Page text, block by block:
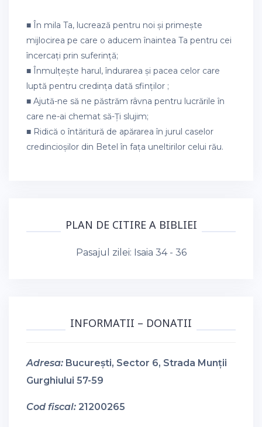
■ În mila Ta, lucrează pentru noi și primește
mijlocirea pe care o aducem înaintea Ta pentru cei
încercați prin suferință;
■ Înmulțește harul, îndurarea și pacea celor care
luptă pentru credința dată sfinților ;
■ Ajută-ne să ne păstrăm râvna pentru lucrările în
care ne-ai chemat să-Ți slujim;
■ Ridică o întăritură de apărarea în jurul caselor
credincioșilor din Betel în fața uneltirilor celui rău.
PLAN DE CITIRE A BIBLIEI
Pasajul zilei: Isaia 34 - 36
INFORMATII – DONATII
Adresa: București, Sector 6, Strada Munții
Gurghiului 57-59
Cod fiscal: 21200265